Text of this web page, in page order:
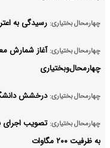
چهارمحال بختیاری: رسیدگی به اعتراضات ۳۴ واحد تولیدی
چهارمحال بختیاری: آغاز شمارش
چهارمحال‌وبختیاری
چهارمحال بختیاری: درخشش دانشگاه
چهارمحال بختیاری: تصویب اجرای
به ظرفیت ۲۰۰ مگاوات